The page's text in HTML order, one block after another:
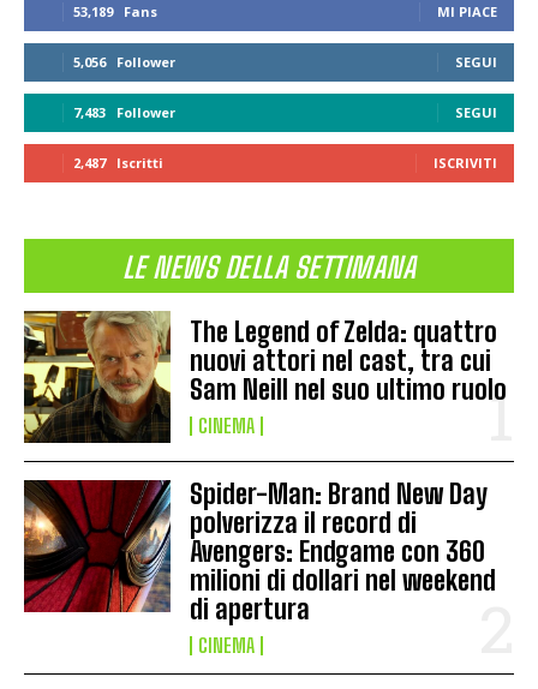
53,189 Fans MI PIACE
5,056 Follower SEGUI
7,483 Follower SEGUI
2,487 Iscritti ISCRIVITI
LE NEWS DELLA SETTIMANA
The Legend of Zelda: quattro
nuovi attori nel cast, tra cui
Sam Neill nel suo ultimo ruolo
CINEMA
Spider-Man: Brand New Day
polverizza il record di
Avengers: Endgame con 360
milioni di dollari nel weekend
di apertura
CINEMA